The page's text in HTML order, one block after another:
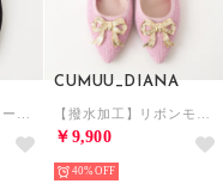
CUMUU_DIANA
￥9,900
40%